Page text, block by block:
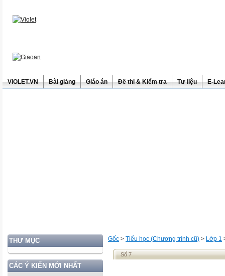
ViOLET.VN Bài giảng Giáo án Đề thi & Kiểm tra Tư liệu E-
THƯ MỤC
CÁC Ý KIẾN MỚI NHẤT
Gốc > Tiểu học (Chương trình cũ) > Lớp 1
Số 7